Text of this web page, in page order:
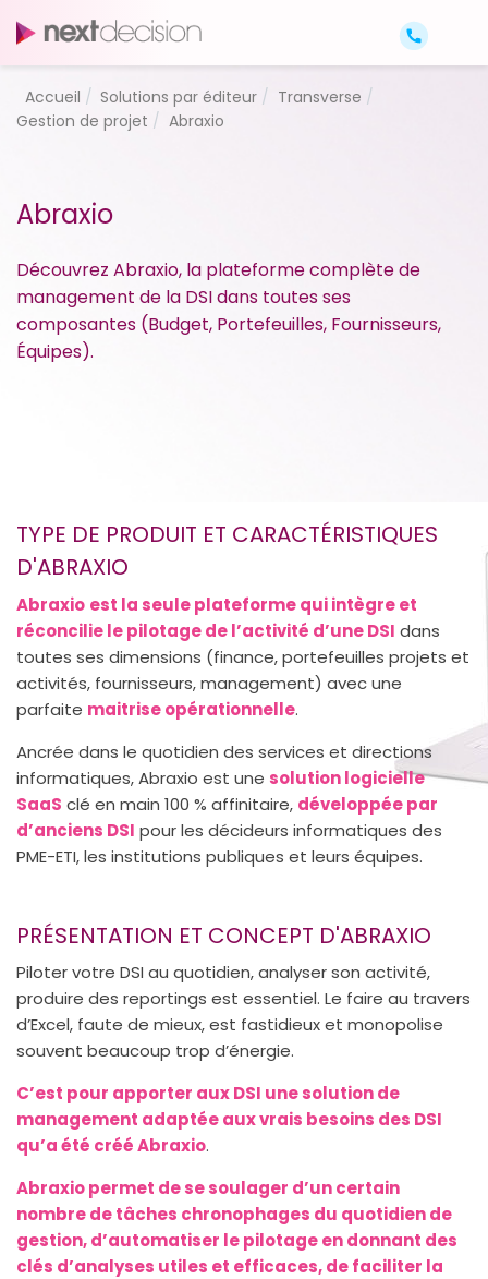
Accueil Solutions par éditeur
Transverse
Gestion de projet
Abraxio
Abraxio
Découvrez Abraxio, la plateforme complète de
management de la DSI dans toutes ses
composantes (Budget, Portefeuilles, Fournisseurs,
Équipes).
TYPE DE PRODUIT ET CARACTÉRISTIQUES
D'ABRAXIO
Abraxio est la seule plateforme qui intègre et
réconcilie le pilotage de l’activité d’une DSI dans
toutes ses dimensions (finance, portefeuilles projets et
activités, fournisseurs, management) avec une
parfaite maitrise opérationnelle.
Ancrée dans le quotidien des services et directions
informatiques, Abraxio est une solution logicielle
SaaS clé en main 100 % affinitaire, développée par
d’anciens DSI pour les décideurs informatiques des
PME-ETI, les institutions publiques et leurs équipes.
PRÉSENTATION ET CONCEPT D'ABRAXIO
Piloter votre DSI au quotidien, analyser son activité,
produire des reportings est essentiel. Le faire au travers
d’Excel, faute de mieux, est fastidieux et monopolise
souvent beaucoup trop d’énergie.
C’est pour apporter aux DSI une solution de
management adaptée aux vrais besoins des DSI
qu’a été créé Abraxio.
Abraxio permet de se soulager d’un certain
nombre de tâches chronophages du quotidien de
gestion, d’automatiser le pilotage en donnant des
clés d’analyses utiles et efficaces, de faciliter la